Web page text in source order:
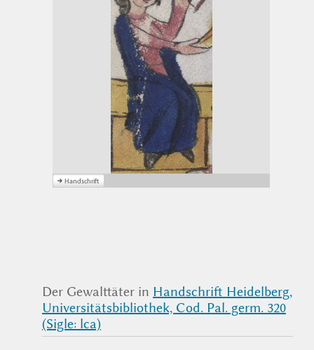
Der Gewalttäter in Handschrift Heidelberg,
Universitätsbibliothek, Cod. Pal. germ. 320
(Sigle: lca)